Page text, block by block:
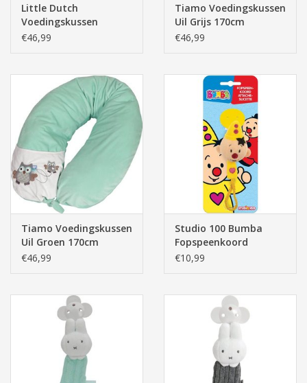
Little Dutch
Voedingskussen
(Groen) Adventure
€46,99
Tiamo Voedingskussen
Uil Grijs 170cm
€46,99
Tiamo Voedingskussen
Uil Groen 170cm
€46,99
Studio 100 Bumba
Fopspeenkoord
€10,99